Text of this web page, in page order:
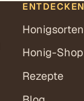
ENTDECKEN
Honigsorten
Honig-Shop
Rezepte